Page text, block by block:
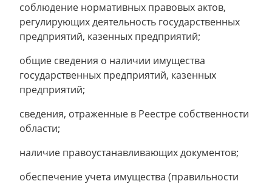
соблюдение нормативных правовых актов,
регулирующих деятельность государственных
предприятий, казенных предприятий;
общие сведения о наличии имущества
государственных предприятий, казенных
предприятий;
сведения, отраженные в Реестре собственности
области;
наличие правоустанавливающих документов;
обеспечение учета имущества (правильности